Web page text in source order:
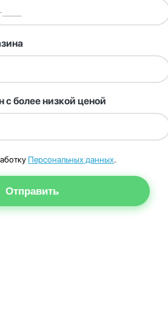
с более низкой ценой
Персональных данных.
Отправить